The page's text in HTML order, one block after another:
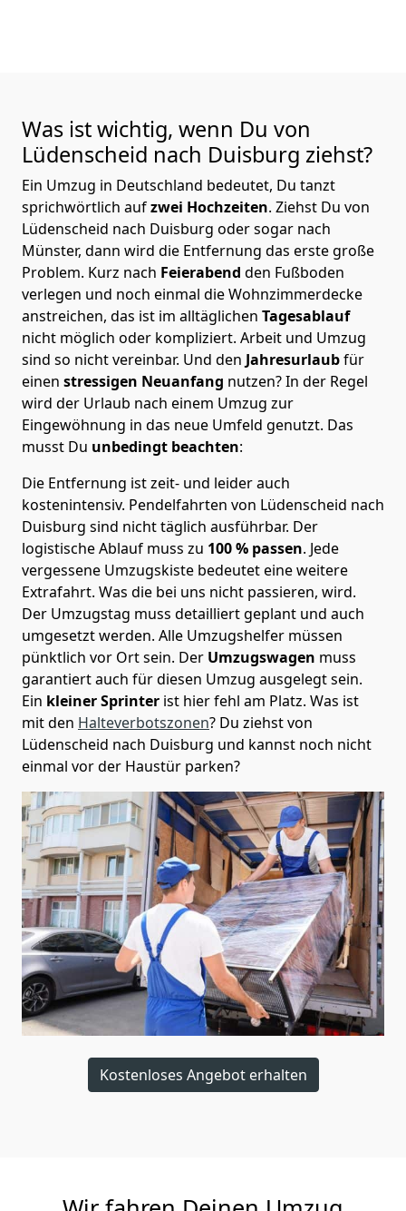
Was ist wichtig, wenn Du von
Lüdenscheid nach Duisburg ziehst?
Ein Umzug in Deutschland bedeutet, Du tanzt
sprichwörtlich aufzwei Hochzeiten. Ziehst Du von
Lüdenscheid nach Duisburg oder sogar nach
Münster, dann wird die Entfernung das erste große
Problem. Kurz nach Feierabend den Fußboden
verlegen und noch einmal die Wohnzimmerdecke
anstreichen, das ist im alltäglichen Tagesablauf
nicht möglich oder kompliziert. Arbeit und Umzug
sind so nicht vereinbar. Und den Jahresurlaubfür
einen stressigen Neuanfang nutzen? In der Regel
wird der Urlaub nach einem Umzug zur
Eingewöhnung in das neue Umfeld genutzt. Das
musst Du unbedingt beachten:
Die Entfernung ist zeit- und leider auch
kostenintensiv. Pendelfahrten von Lüdenscheid nach
Duisburg sind nicht täglich ausführbar. Der
logistische Ablauf muss zu 100 % passen. Jede
vergessene Umzugskiste bedeutet eine weitere
Extrafahrt. Was die bei uns nicht passieren, wird.
Der Umzugstag muss detailliert geplant und auch
umgesetzt werden. Alle Umzugshelfer müssen
pünktlich vor Ort sein. Der Umzugswagen muss
garantiert auch für diesen Umzug ausgelegt sein.
Ein kleiner Sprinter ist hier fehl am Platz. Was ist
mit den Halteverbotszonen? Du ziehst von
Lüdenscheid nach Duisburg und kannst noch nicht
einmal vor der Haustür parken?
Kostenloses Angebot erhalten